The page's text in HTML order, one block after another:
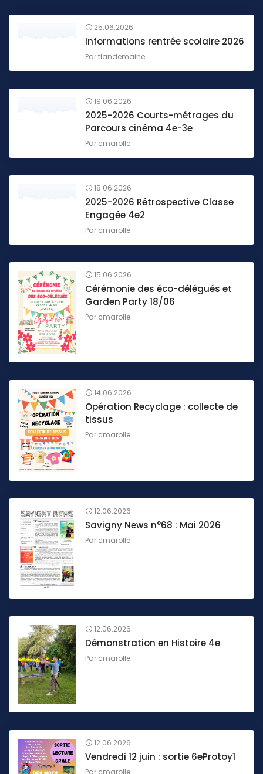
25.06.2026
Informations rentrée scolaire 2026
Partlandemaine
19.06.2026
2025-2026 Courts-métrages du
Parcours cinéma 4e-3e
Par cmarolle
18.06.2026
2025-2026 Rétrospective Classe
Engagée 4e2
Par cmarolle
15.06.2026
Cérémonie des éco-délégués et
Garden Party 18/06
Par cmarolle
14.06.2026
Opération Recyclage : collecte de
tissus
Par cmarolle
12.06.2026
Savigny News n°68 : Mai 2026
Par cmarolle
12.06.2026
Démonstration en Histoire 4e
Par cmarolle
12.06.2026
Vendredi 12 juin : sortie 6eProtoy1
Par cmarolle